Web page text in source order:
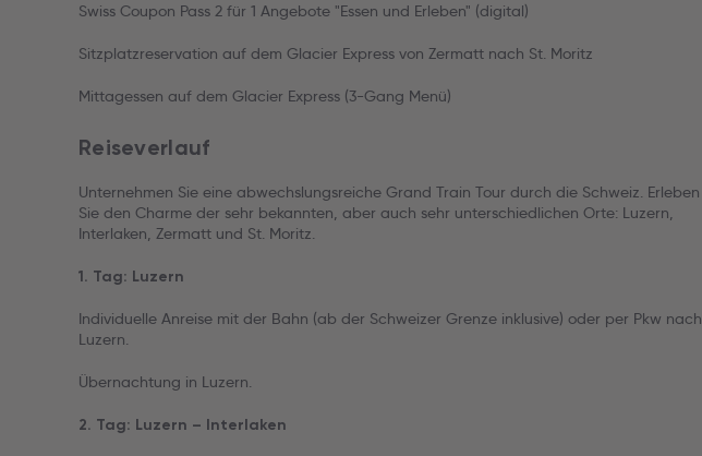
Swiss Coupon Pass 2 für 1 Angebote "Essen und Erleben" (digital)
Sitzplatzreservation auf dem Glacier Express von Zermatt nach St. Moritz
Mittagessen auf dem Glacier Express (3-Gang Menü)
Reiseverlauf
Unternehmen Sie eine abwechslungsreiche Grand Train Tour durch die Schweiz. Erleben
Sie den Charme der sehr bekannten, aber auch sehr unterschiedlichen Orte: Luzern,
Interlaken, Zermatt und St. Moritz.
1. Tag: Luzern
Individuelle Anreise mit der Bahn (ab der Schweizer Grenze inklusive) oder per Pkw nach
Luzern.
Übernachtung in Luzern.
2. Tag: Luzern – Interlaken